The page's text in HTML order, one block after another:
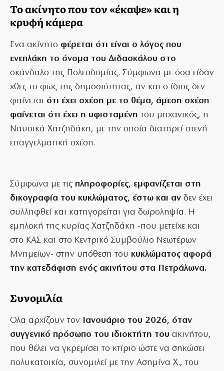
Το ακίνητο που τον «έκαψε» και η
κρυφή κάμερα
Ενα ακίνητο φέρεται ότι είναι ο λόγος που
ενεπλάκη το όνομα του Διδασκάλου στο
σκάνδαλο της Πολεοδομίας. Σύμφωνα με όσα είδαν
χθες το φως της δημοσιότητας, αν και ο ίδιος δεν
φαίνεται ότι έχει σχέση με το θέμα, άμεση σχέση
φαίνεται ότι έχει η υφισταμένη του μηχανικός, η
Ναυσικά Χατζηδάκη, με την οποία διατηρεί στενή
επαγγελματική σχέση.
Σύμφωνα με τις πληροφορίες, εμφανίζεται στη
δικογραφία του κυκλώματος, έστω και αν δεν έχει
συλληφθεί και κατηγορείται για δωροληψία. Η
εμπλοκή της κυρίας Χατζηδάκη -που μετείχε και
στο ΚΑΣ και στο Κεντρικό Συμβούλιο Νεωτέρων
Μνημείων- στην υπόθεση του κυκλώματος αφορά
την κατεδάφιση ενός ακινήτου στα Πετράλωνα.
Συνομιλία
Ολα αρχίζουν τον
Ιανουάριο του 2026, όταν
συγγενικό πρόσωπο του ιδιοκτήτη του ακινήτου,
που θέλει να γκρεμίσει το κτίριο ώστε να σηκώσει
πολυκατοικία, συνομιλεί με την Ασημίνα Χ., του